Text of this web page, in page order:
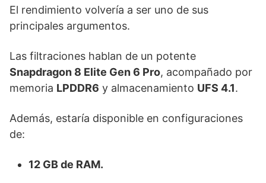
El rendimiento volvería a ser uno de sus
principales argumentos.
Las filtraciones hablan de un potente
Snapdragon 8 Elite Gen 6 Pro, acompañado por
memoria LPDDR6 y almacenamiento UFS 4.1.
Además, estaría disponible en configuraciones
de:
12 GB de RAM.